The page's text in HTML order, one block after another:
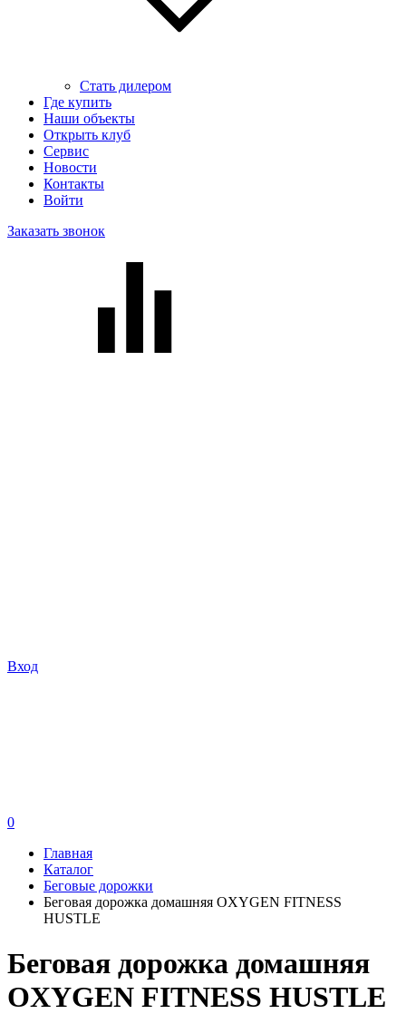
Стать дилером
Где купить
Наши объекты
Открыть клуб
Сервис
Новости
Контакты
Войти
Заказать звонок
Вход
0
Главная
Каталог
Беговые дорожки
Беговая дорожка домашняя OXYGEN FITNESS
HUSTLE
Беговая дорожка домашняя
OXYGEN FITNESS HUSTLE